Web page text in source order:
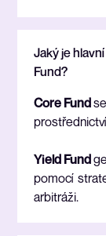
Jaký je
Fund?
Core Fund
Yield Fund
pomocí
arbitráži.